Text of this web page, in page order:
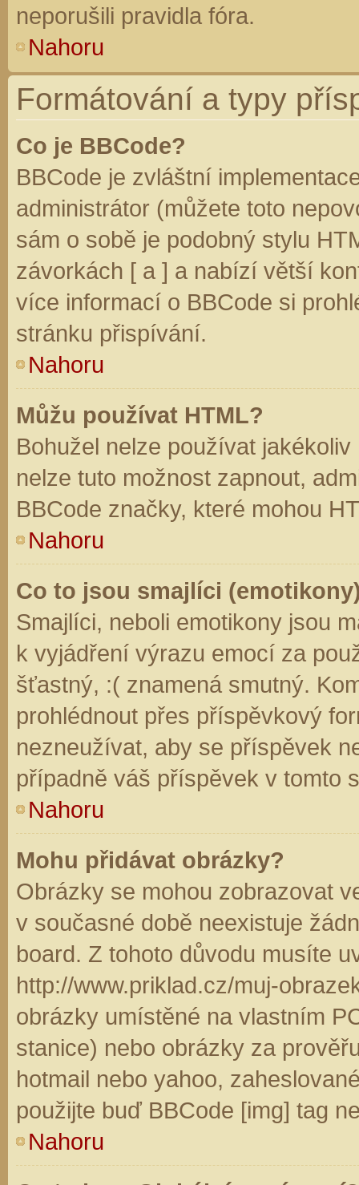
neporušili pravidla fóra.
Nahoru
Formátování a typy
Co je BBCode?
BBCode je zvláštní
administrátor (můžete toto
sám o sobě je podobný stylu
závorkách [ a ] a nabízí větší
více informací o BBCode si
stránku přispívání.
Nahoru
Můžu používat HTML?
Bohužel nelze používat
nelze tuto možnost zapnout,
BBCode značky, které mohou
Nahoru
Co to jsou smajlíci
Smajlíci, neboli emotikony jsou
k vyjádření výrazu emocí za
šťastný, :( znamená smutný.
prohlédnout přes příspěvkový
nezneužívat, aby se příspěvek
případně váš příspěvek v tomto
Nahoru
Mohu přidávat obrázky?
Obrázky se mohou zobrazovat
v současné době neexistuje
board. Z tohoto důvodu musíte
http://www.priklad.cz/muj-
obrázky umístěné na vlastním
stanice) nebo obrázky za
hotmail nebo yahoo,
použijte buď BBCode [img] tag
Nahoru